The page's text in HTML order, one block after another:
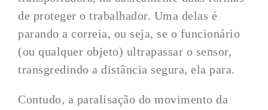
de proteger o trabalhador. Uma delas é
parando a correia, ou seja, se o funcionário
(ou qualquer objeto) ultrapassar o sensor,
transgredindo a distância segura, ela para.
Contudo, a paralisação do movimento da